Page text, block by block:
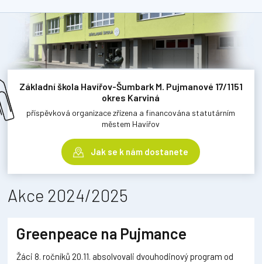
Základní škola Havířov-Šumbark M. Pujmanové 17/1151
okres Karviná
příspěvková organizace zřízena a financována statutárním
městem Havířov
Jak se k nám dostanete
Akce 2024/2025
Greenpeace na Pujmance
Žáci 8. ročníků 20.11. absolvovali dvouhodinový program od